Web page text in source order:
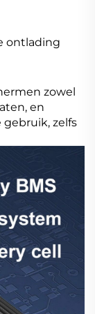
ontlading
zowel
en
zelfs